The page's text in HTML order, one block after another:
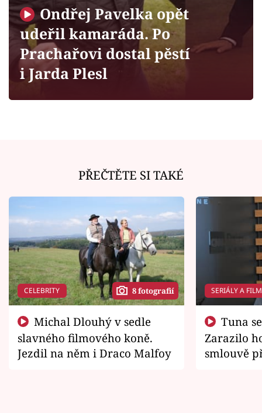
Sledujte prima+
Filmový festival Karlovy Vary
Sledujte nás
Ondřej Pavelka opět
udeřil kamaráda. Po
Prachařovi dostal pěstí
i Jarda Plesl
PŘEČTĚTE SI TAKÉ
CELEBRITY 8 fotografií
slavného filmového koně.
Jezdil na něm i Draco Malfoy
SERIÁLY A
Zarazilo
smlouvě